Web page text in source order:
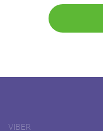
VIBER